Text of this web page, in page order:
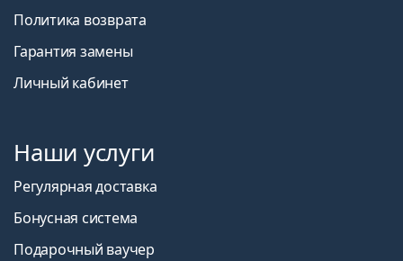
Политика возврата
Гарантия замены
Личный кабинет
Наши услуги
Регулярная доставка
Бонусная система
Подарочный ваучер